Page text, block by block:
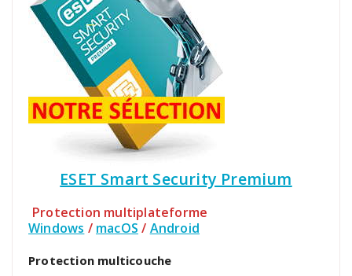
ESET Smart Security Premium
Protection multiplateforme
Windows / macOS / Android
Protection multicouche